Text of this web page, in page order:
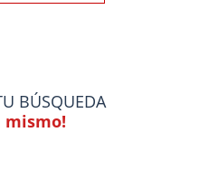
BÚSQUEDA
mismo!